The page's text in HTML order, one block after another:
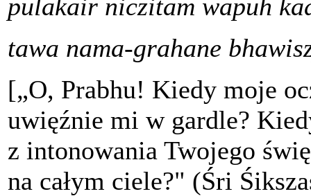
pulakair niczitam wapuh
tawa nama-grahane
[„O, Prabhu! Kiedy moje
uwięźnie mi w gardle?
z intonowania Twojego
na całym ciele?" (Śri